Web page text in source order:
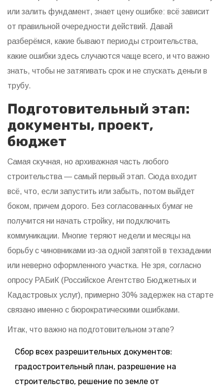
или залить фундамент, знает цену ошибке: всё зависит
от правильной очередности действий. Давай
разберёмся, какие бывают периоды строительства,
какие ошибки здесь случаются чаще всего, и что важно
знать, чтобы не затягивать срок и не спускать деньги в
трубу.
Подготовительный этап:
документы, проект,
бюджет
Самая скучная, но архиважная часть любого
строительства — самый первый этап. Сюда входит
всё, что, если запустить или забыть, потом выйдет
боком, причем дорого. Без согласованных бумаг не
получится ни начать стройку, ни подключить
коммуникации. Многие теряют недели и месяцы на
борьбу с чиновниками из-за одной запятой в техзадании
или неверно оформленного участка. Не зря, согласно
опросу РАБиК (Российское Агентство Бюджетных и
Кадастровых услуг), примерно 30% задержек на старте
связано именно с бюрократическими ошибками.
Итак, что важно на подготовительном этапе?
Сбор всех разрешительных документов:
градостроительный план, разрешение на
строительство, решение по земле от